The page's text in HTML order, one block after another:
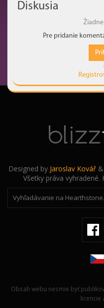
Diskusia
Pre pridanie
Designed by Jaroslav Kovář
Všetky práva
Obsah webu nesmie byť
licencie